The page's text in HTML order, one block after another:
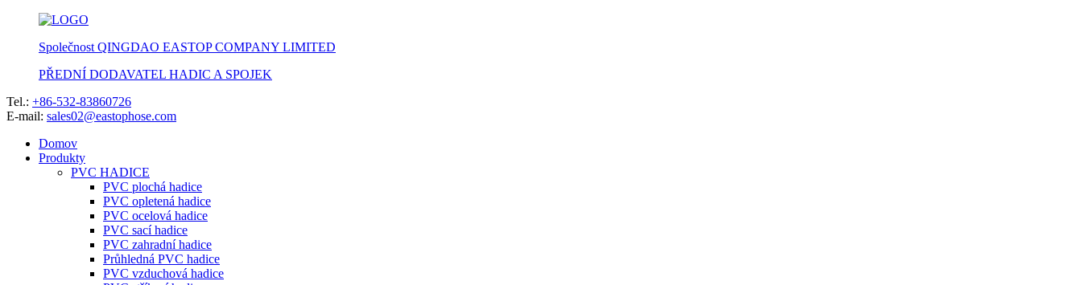
Společnost QINGDAO EASTOP COMPANY LIMITED
PŘEDNÍ DODAVATEL HADIC A SPOJEK
Tel.: +86-532-83860726
E-mail: sales02@eastophose.com
Domov
Produkty
PVC HADICE
PVC plochá hadice
PVC opletená hadice
PVC ocelová hadice
PVC sací hadice
PVC zahradní hadice
Průhledná PVC hadice
PVC vzduchová hadice